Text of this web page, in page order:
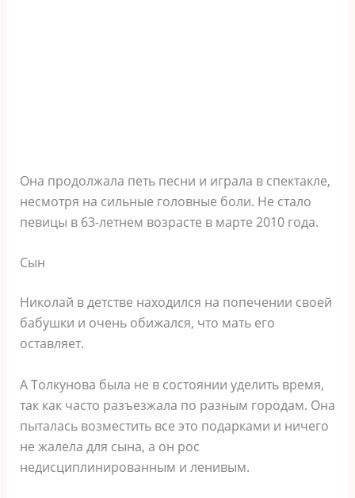
Она продолжала петь песни и играла в спектакле,
несмотря на сильные головные боли. Не стало
певицы в 63-летнем возрасте в марте 2010 года.
Сын
Николай в детстве находился на попечении своей
бабушки и очень обижался, что мать его
оставляет.
А Толкунова была не в состоянии уделить время,
так как часто разъезжала по разным городам. Она
пыталась возместить все это подарками и ничего
не жалела для сына, а он рос
недисциплинированным и ленивым.